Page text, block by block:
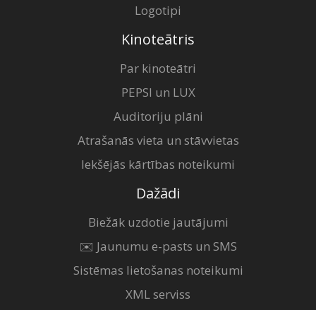
Logotipi
Kinoteātris
Par kinoteātri
PEPSI un LUX
Auditoriju plāni
Atrašanās vieta un stāvvietas
Iekšējās kārtības noteikumi
Dažādi
Biežāk uzdotie jautājumi
✉️ Jaunumu e-pasts un SMS
Sistēmas lietošanas noteikumi
XML serviss